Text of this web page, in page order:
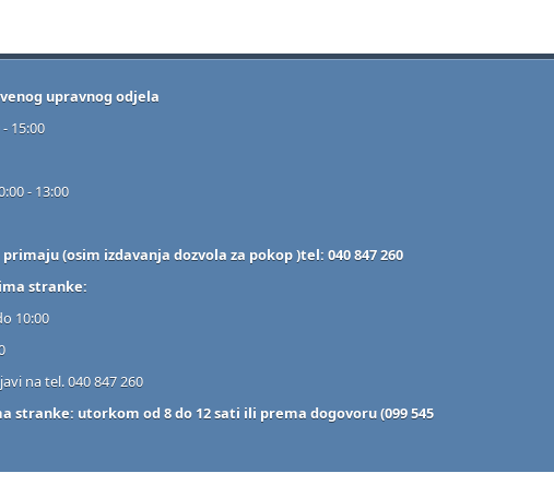
upravnog odjela
15:00
- 13:00
(osim izdavanja dozvola za pokop )tel: 040 847 260
stranke:
10:00
na tel. 040 847 260
stranke: utorkom od 8 do 12 sati ili prema dogovoru (099 545